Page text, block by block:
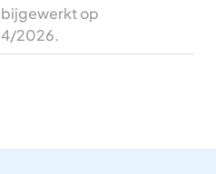
op
2026.